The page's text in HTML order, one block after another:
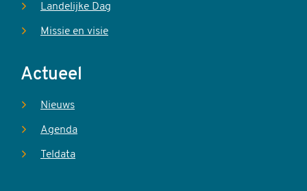
Landelijke Dag
Missie en visie
Actueel
Nieuws
Agenda
Teldata